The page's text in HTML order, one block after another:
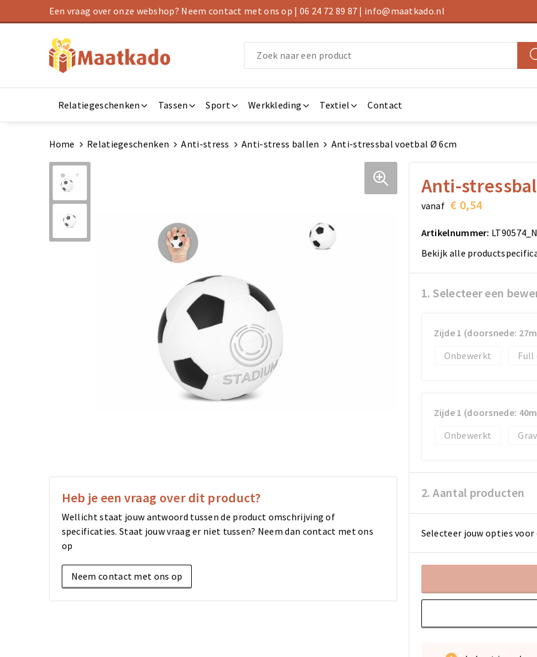
Een vraag over onze webshop? Neem contact met ons op | 06 24 72 89 87 | info@maatkado.nl
Relatiegeschenken Tassen Sport Werkkleding Textiel Contact
Home Relatiegeschenken Anti-stress Anti-stress ballen Anti-stressbal voetbal Ø 6cm
Heb je een vraag over dit product?
Wellicht staat jouw antwoord tussen de product omschrijving of
specificaties. Staat jouw vraag er niet tussen? Neem dan contact met ons
op
Neem contact met ons op
Anti-
vanaf € 0,54
Artikelnummer:
Bekijk alle
1. Selecteer een
Zijde 1 (doorsnede:
Onbewerkt
Full
Zijde 1 (doorsnede:
Onbewerkt
2. Aantal producten
Selecteer jouw opties voor